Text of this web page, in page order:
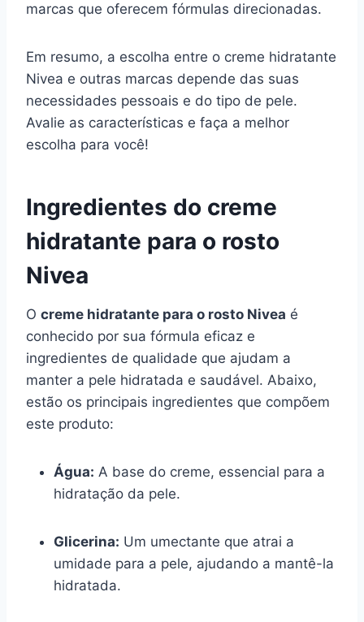
marcas que oferecem fórmulas direcionadas.
Em resumo, a escolha entre o creme hidratante
Nivea e outras marcas depende das suas
necessidades pessoais e do tipo de pele.
Avalie as características e faça a melhor
escolha para você!
Ingredientes do creme
hidratante para o rosto
Nivea
O creme hidratante para o rosto Nivea é
conhecido por sua fórmula eficaz e
ingredientes de qualidade que ajudam a
manter a pele hidratada e saudável. Abaixo,
estão os principais ingredientes que compõem
este produto:
Água: A base do creme, essencial para a
hidratação da pele.
Glicerina: Um umectante que atrai a
umidade para a pele, ajudando a mantê-la
hidratada.